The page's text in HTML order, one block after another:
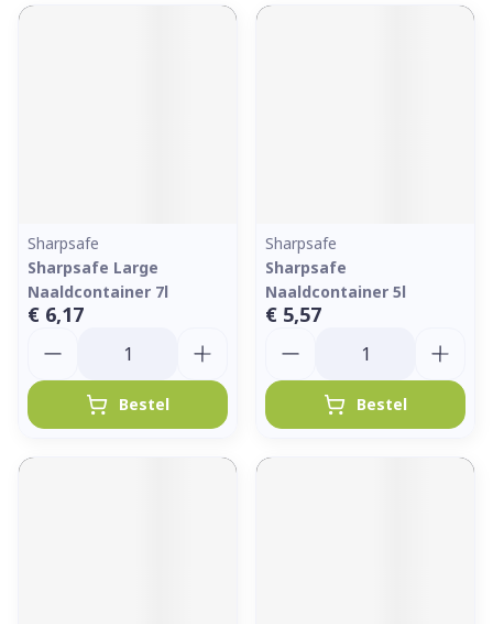
Sharpsafe
Sharpsafe Large
Naaldcontainer 7l
€ 6,17
Bestel
Sharpsafe
Sharpsafe
Naaldcontainer 5l
€ 5,57
Bestel